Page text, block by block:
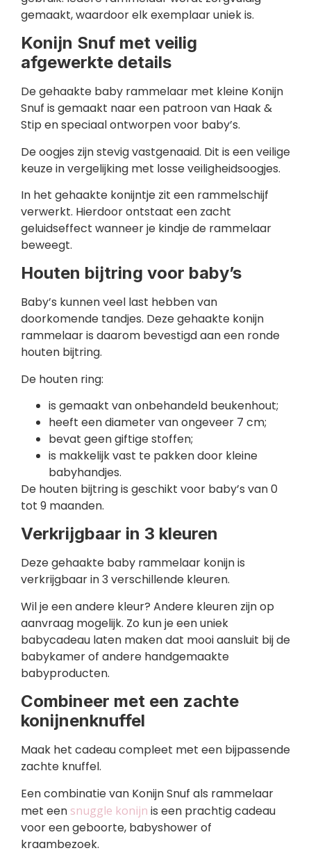
gemaakt, waardoor elk exemplaar uniek is.
Konijn Snuf met veilig
afgewerkte details
De gehaakte baby rammelaar met kleine Konijn
Snuf is gemaakt naar een patroon van Haak &
Stip en speciaal ontworpen voor baby’s.
De oogjes zijn stevig vastgenaaid. Dit is een veilige
keuze in vergelijking met losse veiligheidsoogjes.
In het gehaakte konijntje zit een rammelschijf
verwerkt. Hierdoor ontstaat een zacht
geluidseffect wanneer je kindje de rammelaar
beweegt.
Houten bijtring voor baby’s
Baby’s kunnen veel last hebben van
doorkomende tandjes. Deze gehaakte konijn
rammelaar is daarom bevestigd aan een ronde
houten bijtring.
De houten ring:
is gemaakt van onbehandeld beukenhout;
heeft een diameter van ongeveer 7 cm;
bevat geen giftige stoffen;
is makkelijk vast te pakken door kleine
babyhandjes.
De houten bijtring is geschikt voor baby’s van 0
tot 9 maanden.
Verkrijgbaar in 3 kleuren
Deze gehaakte baby rammelaar konijn is
verkrijgbaar in 3 verschillende kleuren.
Wil je een andere kleur? Andere kleuren zijn op
aanvraag mogelijk. Zo kun je een uniek
babycadeau laten maken dat mooi aansluit bij de
babykamer of andere handgemaakte
babyproducten.
Combineer met een zachte
konijnenknuffel
Maak het cadeau compleet met een bijpassende
zachte knuffel.
Een combinatie van Konijn Snuf als rammelaar
met een snuggle konijn is een prachtig cadeau
voor een geboorte, babyshower of
kraambezoek.